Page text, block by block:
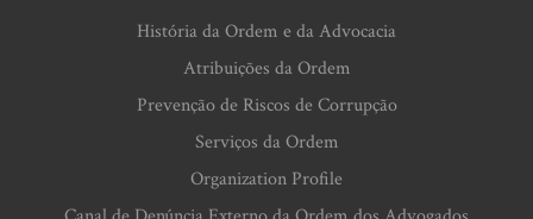
História da Ordem e da Advocacia
Atribuições da Ordem
Prevenção de Riscos de Corrupção
Serviços da Ordem
Organization Profile